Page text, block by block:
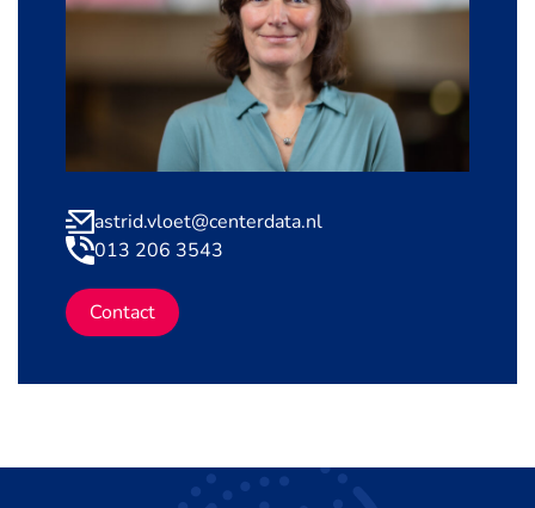
astrid.vloet@centerdata.nl
013 206 3543
Contact